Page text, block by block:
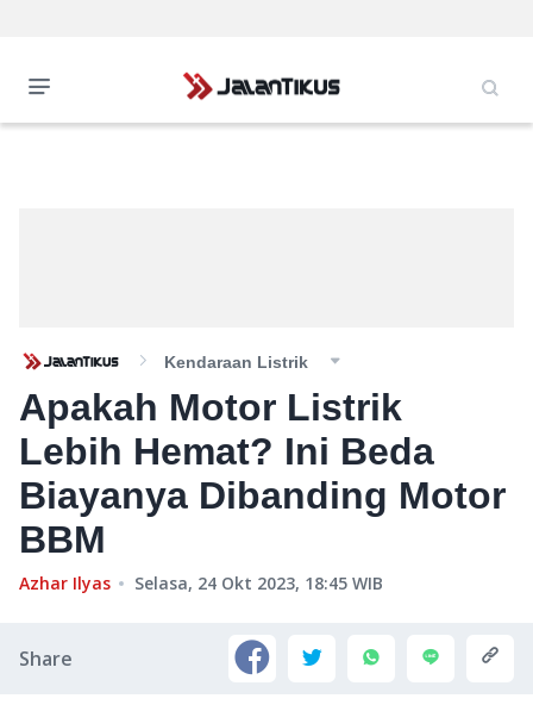
Kendaraan Listrik
Apakah Motor Listrik
Lebih Hemat? Ini Beda
Biayanya Dibanding Motor
BBM
Azhar Ilyas Selasa, 24 Okt 2023, 18:45 WIB
Share